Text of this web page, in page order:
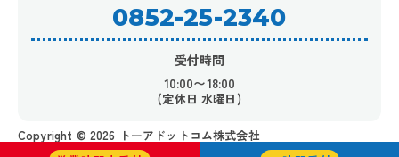
0852-25-2340
受付時間
10:00〜18:00
(定休日 水曜日)
Copyright ©︎ 2026 トーアドットコム株式会社